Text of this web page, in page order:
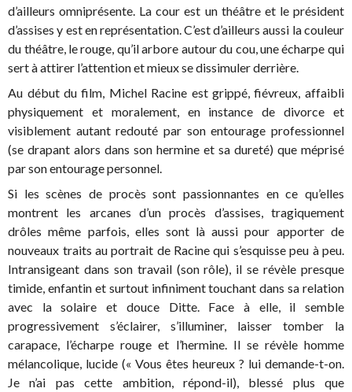
d’ailleurs omniprésente. La cour est un théâtre et le président
d’assises y est en représentation. C’est d’ailleurs aussi la couleur
du théâtre, le rouge, qu’il arbore autour du cou, une écharpe qui
sert à attirer l’attention et mieux se dissimuler derrière.
Au début du film, Michel Racine est grippé, fiévreux, affaibli
physiquement et moralement, en instance de divorce et
visiblement autant redouté par son entourage professionnel
(se drapant alors dans son hermine et sa dureté) que méprisé
par son entourage personnel.
Si les scènes de procès sont passionnantes en ce qu’elles
montrent les arcanes d’un procès d’assises, tragiquement
drôles même parfois, elles sont là aussi pour apporter de
nouveaux traits au portrait de Racine qui s’esquisse peu à peu.
Intransigeant dans son travail (son rôle), il se révèle presque
timide, enfantin et surtout infiniment touchant dans sa relation
avec la solaire et douce Ditte. Face à elle, il semble
progressivement s’éclairer, s’illuminer, laisser tomber la
carapace, l’écharpe rouge et l’hermine. Il se révèle homme
mélancolique, lucide (« Vous êtes heureux ? lui demande-t-on.
Je n’ai pas cette ambition, répond-il), blessé plus que